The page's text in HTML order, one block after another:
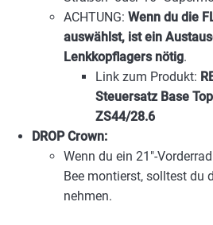
ACHTUNG: Wenn du die
auswählst, ist ein
Lenkkopflagers nötig.
Link zum Produkt:
Steuersatz Base
ZS44/28.6
DROP Crown:
Wenn du ein 21″-
Bee montierst, solltest du
nehmen.